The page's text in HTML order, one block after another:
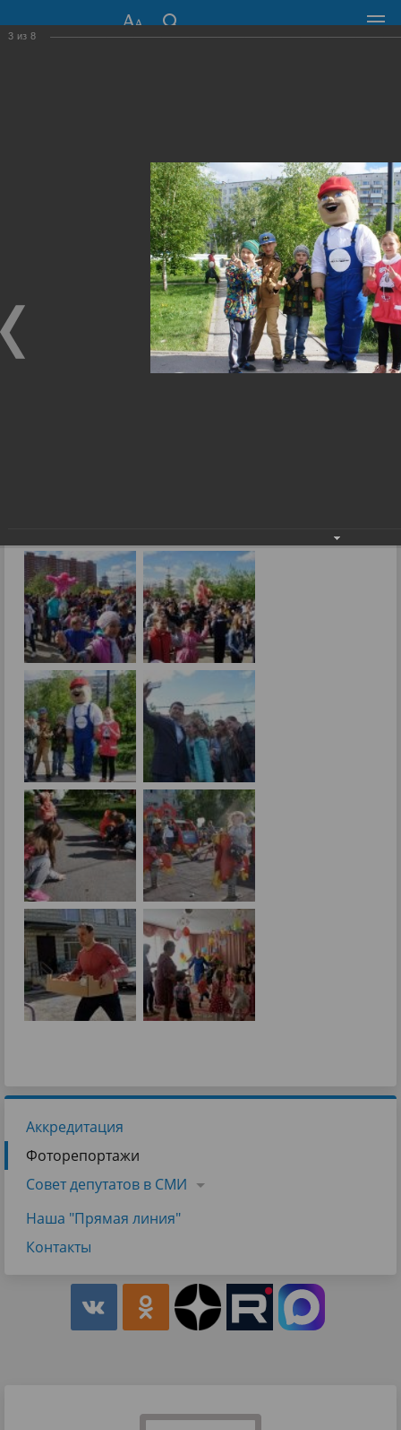
630099, г. Новосибирск, Красный проспект, 34
Общественная приемная
Аккредитация
Фоторепортажи
Совет депутатов в СМИ
Наша "Прямая линия"
Контакты
3 из 8